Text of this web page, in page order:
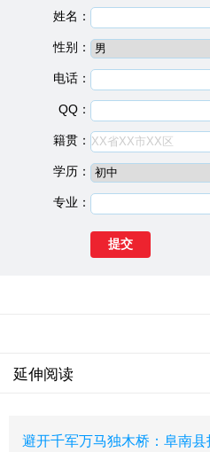
利辛机电科技学校
亳州汽车工业学校
安徽省蒙城建筑工业中等专业
亳州市经贸科技中等专业学校
二、2025亳州公办中职学校简
1、亳州市经贸科技中等专业学
亳州市经贸科技中等专业学
学)1996年建校，2003年，被
4年被批准为安徽省传统体育
科技发展中心评为“优秀高中
艺体特长教育作为学校特色
223人，其中应届达线169人
数再创新高，一本录取人数达
姓名：
性别：
电话：
QQ：
籍贯：
学历：
专业：
延伸阅读
避开千军万马独木桥：阜南